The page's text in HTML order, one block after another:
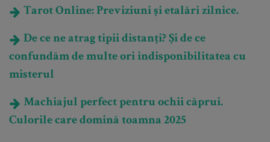
Tarot Online: Previziuni și etalări zilnice.
De ce ne atrag tipii distanți? Și de ce
confundăm de multe ori indisponibilitatea cu
misterul
Machiajul perfect pentru ochii căprui.
Culorile care domină toamna 2025